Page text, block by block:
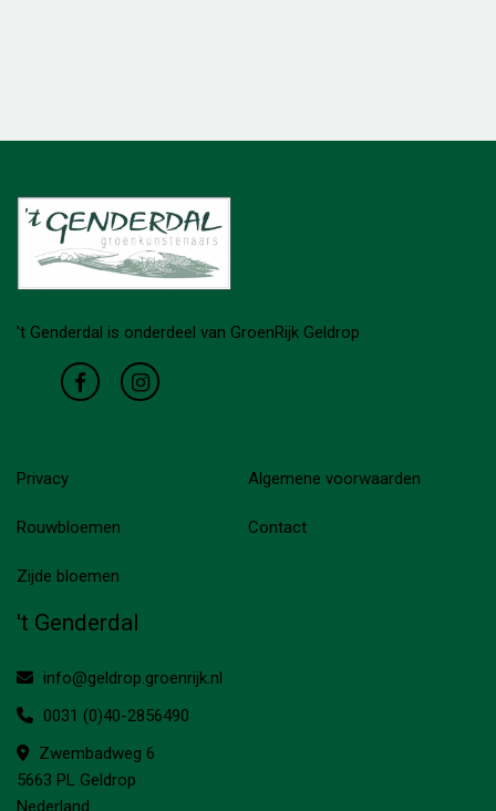
't Genderdal is onderdeel van GroenRijk Geldrop
Privacy Algemene voorwaarden
Rouwbloemen Contact
Zijde bloemen
't Genderdal
info@geldrop.groenrijk.nl
0031 (0)40-2856490
Zwembadweg 6
5663 PL Geldrop
Nederland